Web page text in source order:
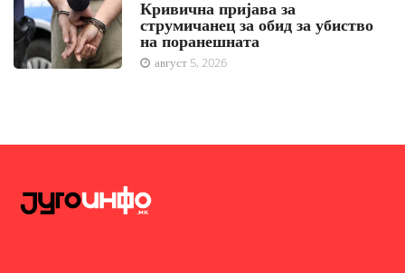
Кривична пријава за
струмичанец за обид за убиство
на поранешната
август 5, 2026